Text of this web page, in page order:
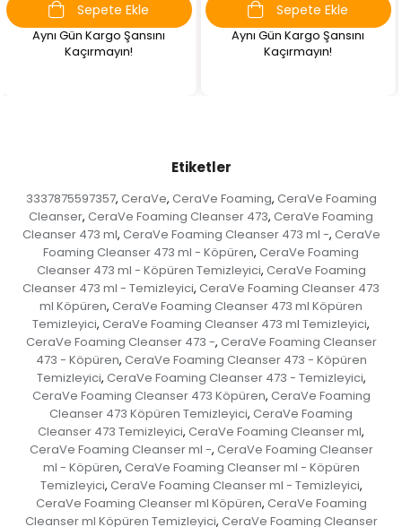
Sepete Ekle
Aynı Gün Kargo Şansını
Kaçırmayın!
Sepete Ekle
Aynı Gün Kargo Şansını
Kaçırmayın!
Etiketler
3337875597357, CeraVe, CeraVe Foaming, CeraVe Foaming
Cleanser, CeraVe Foaming Cleanser 473, CeraVe Foaming
Cleanser 473 ml, CeraVe Foaming Cleanser 473 ml -, CeraVe
Foaming Cleanser 473 ml - Köpüren, CeraVe Foaming
Cleanser 473 ml - Köpüren Temizleyici, CeraVe Foaming
Cleanser 473 ml - Temizleyici, CeraVe Foaming Cleanser 473
ml Köpüren, CeraVe Foaming Cleanser 473 ml Köpüren
Temizleyici, CeraVe Foaming Cleanser 473 ml Temizleyici,
CeraVe Foaming Cleanser 473 -, CeraVe Foaming Cleanser
473 - Köpüren, CeraVe Foaming Cleanser 473 - Köpüren
Temizleyici, CeraVe Foaming Cleanser 473 - Temizleyici,
CeraVe Foaming Cleanser 473 Köpüren, CeraVe Foaming
Cleanser 473 Köpüren Temizleyici, CeraVe Foaming
Cleanser 473 Temizleyici, CeraVe Foaming Cleanser ml,
CeraVe Foaming Cleanser ml -, CeraVe Foaming Cleanser
ml - Köpüren, CeraVe Foaming Cleanser ml - Köpüren
Temizleyici, CeraVe Foaming Cleanser ml - Temizleyici,
CeraVe Foaming Cleanser ml Köpüren, CeraVe Foaming
Cleanser ml Köpüren Temizleyici, CeraVe Foaming Cleanser